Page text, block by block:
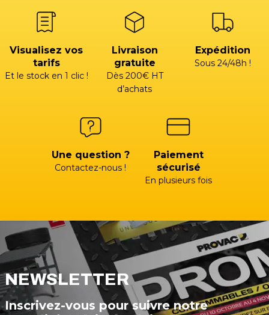
Visualisez vos
tarifs
Et le stock en 1 clic !
Livraison
gratuite
Dès 200€ HT
d’achats
Expédition
Sous 24/48h !
Une question ?
Contactez-nous !
Paiement
sécurisé
En plusieurs fois
NEWSLETTER
Inscrivez-vous pour suivre notre